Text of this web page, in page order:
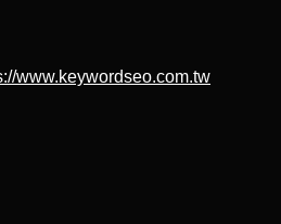
www.keywordseo.com.tw